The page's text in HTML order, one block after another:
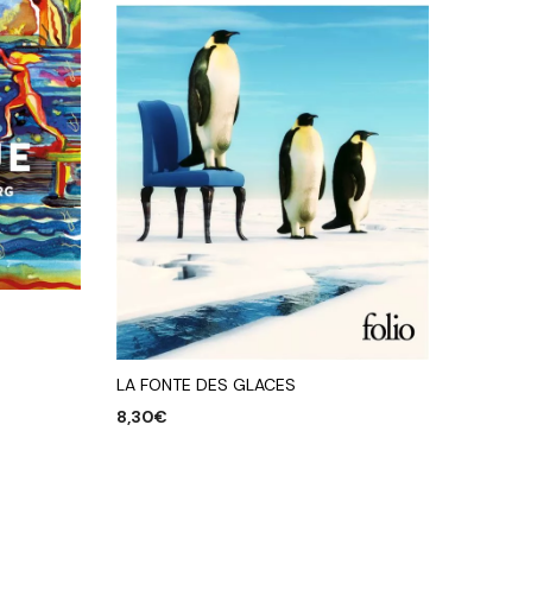
LA FONTE DES GLACES
8,30€